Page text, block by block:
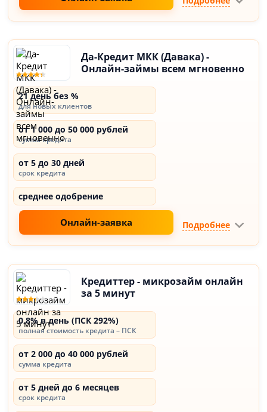
Да-Кредит МКК (Давака) -
Онлайн-займы всем мгновенно
21 день без %
для новых клиентов
от 1 000 до 50 000 рублей
сумма кредита
от 5 до 30 дней
срок кредита
среднее одобрение
Онлайн-заявка Подробнее
Кредиттер - микрозайм онлайн
за 5 минут
0,8% в день (ПСК 292%)
полная стоимость кредита – ПСК
от 2 000 до 40 000 рублей
сумма кредита
от 5 дней до 6 месяцев
срок кредита